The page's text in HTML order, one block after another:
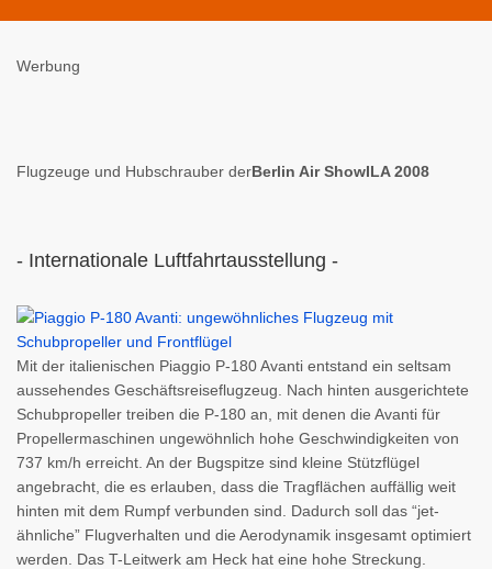
Werbung
Flugzeuge und Hubschrauber derBerlin Air ShowILA 2008
- Internationale Luftfahrtausstellung -
Mit der italienischen Piaggio P-180 Avanti entstand ein seltsam
aussehendes Geschäftsreiseflugzeug. Nach hinten ausgerichtete
Schubpropeller treiben die P-180 an, mit denen die Avanti für
Propellermaschinen ungewöhnlich hohe Geschwindigkeiten von
737 km/h erreicht. An der Bugspitze sind kleine Stützflügel
angebracht, die es erlauben, dass die Tragflächen auffällig weit
hinten mit dem Rumpf verbunden sind. Dadurch soll das “jet-
ähnliche” Flugverhalten und die Aerodynamik insgesamt optimiert
werden. Das T-Leitwerk am Heck hat eine hohe Streckung.